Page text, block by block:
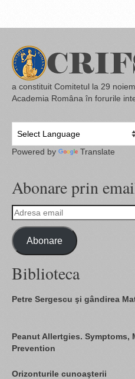
a constituit Comitetul la 29
Academia Româna în forurile
Powered by Translate
Abonare prin
Adresa
email
Abonare
Biblioteca
Petre Sergescu şi gândirea
Peanut Allertgies. Symptoms,
Prevention
Orizonturile cunoaşterii